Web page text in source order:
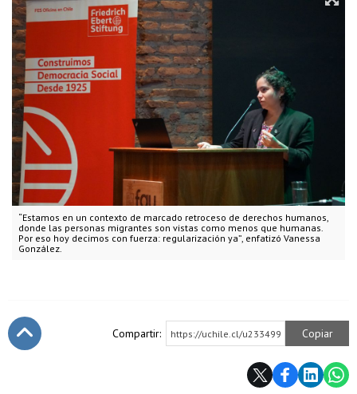
“Estamos en un contexto de marcado retroceso de derechos humanos,
donde las personas migrantes son vistas como menos que humanas.
Por eso hoy decimos con fuerza: regularización ya”, enfatizó Vanessa
González.
Compartir: https://uchile.cl/u233499 Copiar